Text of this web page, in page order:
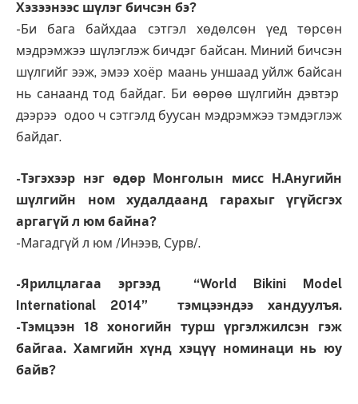
Хэзээнээс шүлэг бичсэн бэ?
-Би бага байхдаа сэтгэл хөдөлсөн үед төрсөн
мэдрэмжээ шүлэглэж бичдэг байсан. Миний бичсэн
шүлгийг ээж, эмээ хоёр маань уншаад уйлж байсан
нь санаанд тод байдаг. Би өөрөө шүлгийн дэвтэр
дээрээ одоо ч сэтгэлд буусан мэдрэмжээ тэмдэглэж
байдаг.
-Тэгэхээр нэг өдөр Монголын мисс Н.Анугийн
шүлгийн ном худалдаанд гарахыг үгүйсгэх
аргагүй л юм байна?
-Магадгүй л юм /Инээв, Сурв/.
-Ярилцлагаа эргээд “World Bikini Model
International 2014” тэмцээндээ хандуулъя.
-Тэмцээн 18 хоногийн турш үргэлжилсэн гэж
байгаа. Хамгийн хүнд хэцүү номинаци нь юу
байв?